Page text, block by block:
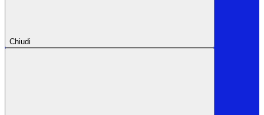
Chiudi